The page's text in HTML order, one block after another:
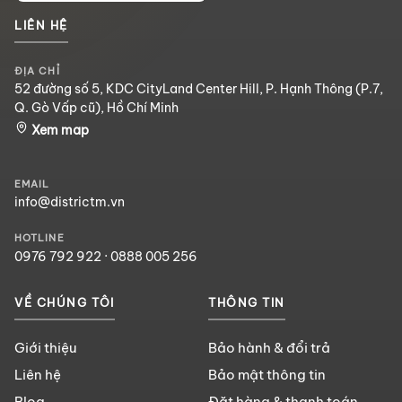
LIÊN HỆ
ĐỊA CHỈ
52 đường số 5, KDC CityLand Center Hill, P. Hạnh Thông (P.7,
Q. Gò Vấp cũ), Hồ Chí Minh
Xem map
EMAIL
info@districtm.vn
HOTLINE
0976 792 922 · 0888 005 256
VỀ CHÚNG TÔI
Giới thiệu
Liên hệ
THÔNG TIN
Bảo hành & đổi trả
Bảo mật thông tin